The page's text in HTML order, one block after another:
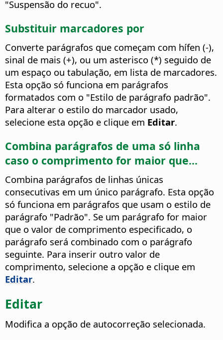
"Suspensão do recuo".
Substituir marcadores por
Converte parágrafos que começam com hífen (-),
sinal de mais (+), ou um asterisco (*) seguido de
um espaço ou tabulação, em lista de marcadores.
Esta opção só funciona em parágrafos
formatados com o "Estilo de parágrafo padrão".
Para alterar o estilo do marcador usado,
selecione esta opção e clique em Editar.
Combina parágrafos de uma só linha
caso o comprimento for maior que...
Combina parágrafos de linhas únicas
consecutivas em um único parágrafo. Esta opção
só funciona em parágrafos que usam o estilo de
parágrafo "Padrão". Se um parágrafo for maior
que o valor de comprimento especificado, o
parágrafo será combinado com o parágrafo
seguinte. Para inserir outro valor de
comprimento, selecione a opção e clique em
Editar.
Editar
Modifica a opção de autocorreção selecionada.